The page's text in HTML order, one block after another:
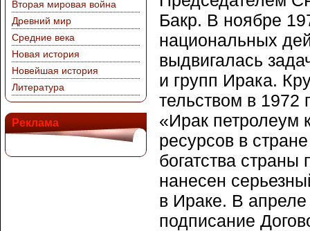
Вторая мировая война
Древний мир
Средние века
Новая история
Новейшая история
Литература
Реклама
Бакр. В ноябре
национальных
выдвигалась
и групп Ирака.
тельством в 1972
«Ирак петролеум
ре­сурсов в
богат­ства
нанесен
в Ираке. В ап­реле
подписание